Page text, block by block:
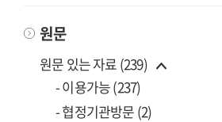
원문
원문 있는 자료 (239)
- 이용가능 (237)
- 협정기관방문 (2)